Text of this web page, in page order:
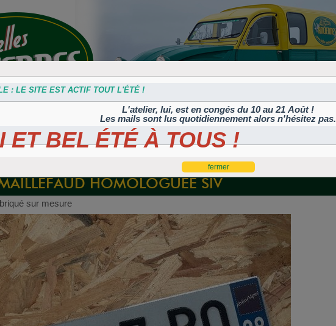
Plaques 3D
Maillefaud et
Plaques
immatriculation
Plaques
autocollantes et
Plaques
peintes
Traitement
Corrosion
: LE SITE EST ACTIF TOUT L'ÉTÉ !
L'atelier, lui, est en congés du 10 au 21 Août !
Les mails sont lus quotidiennement alors n'hésitez pas.
ET BEL ÉTÉ À TOUS !
HOMOLOGUÉE SIV
sur mesure